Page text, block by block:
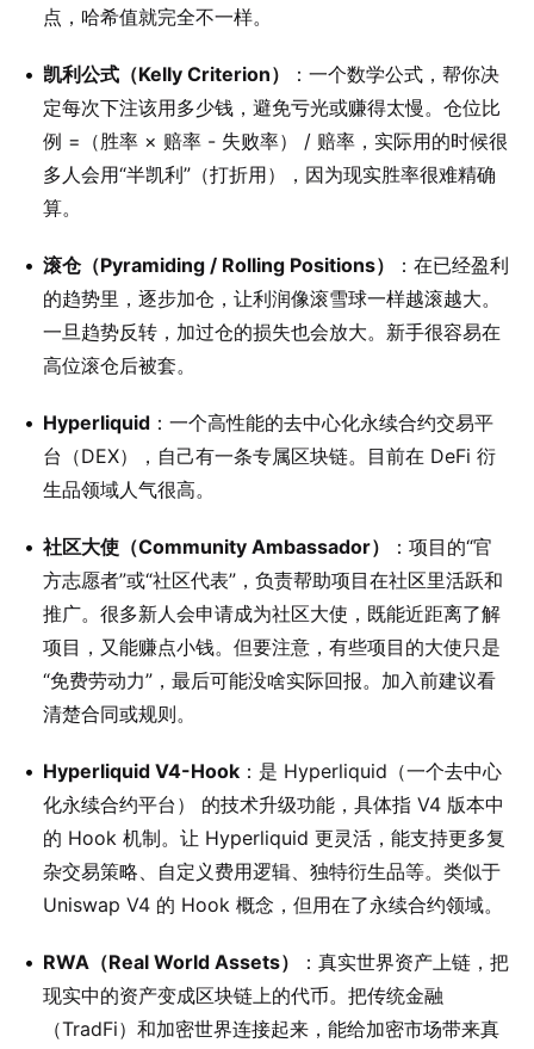
点，哈希值就完全不一样。
凯利公式（Kelly Criterion）
：一个数学公式，帮你决
定每次下注该用多少钱，避免亏光或赚得太慢。仓位比
例 =（胜率 × 赔率 - 失败率） / 赔率，实际用的时候很
多人会用“半凯利”（打折用），因为现实胜率很难精确
算。
滚仓（Pyramiding / Rolling Positions）
：在已经盈利
的趋势里，逐步加仓，让利润像滚雪球一样越滚越大。
一旦趋势反转，加过仓的损失也会放大。新手很容易在
高位滚仓后被套。
Hyperliquid ：一个高性能的去中心化永续合约交易平
台（DEX），自己有一条专属区块链。目前在 DeFi 衍
生品领域人气很高。
社区大使（Community Ambassador）
：项目的“官
方志愿者”或“社区代表”，负责帮助项目在社区里活跃和
推广。很多新人会申请成为社区大使，既能近距离了解
项目，又能赚点小钱。但要注意，有些项目的大使只是
“免费劳动力”，最后可能没啥实际回报。加入前建议看
清楚合同或规则。
Hyperliquid V4-Hook ：是 Hyperliquid（一个去中心
化永续合约平台） 的技术升级功能，具体指 V4 版本中
的 Hook 机制。让 Hyperliquid 更灵活，能支持更多复
杂交易策略、自定义费用逻辑、独特衍生品等。类似于
Uniswap V4 的 Hook 概念，但用在了永续合约领域。
RWA（Real World Assets）
：真实世界资产上链，把
现实中的资产变成区块链上的代币。把传统金融
（TradFi）和加密世界连接起来，能给加密市场带来真